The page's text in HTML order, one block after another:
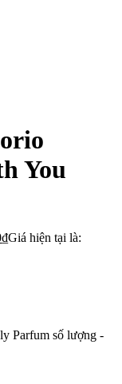
You
₫Giá hiện tại là:
Parfum số lượng -